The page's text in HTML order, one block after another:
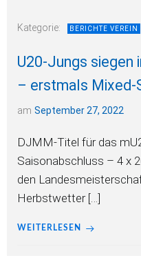
Kategorie: BERICHTE VEREIN
U20-Jungs siegen
– erstmals
am September 27, 2022
DJMM-Titel für das
Saisonabschluss – 4 x
den
Herbstwetter […]
WEITERLESEN